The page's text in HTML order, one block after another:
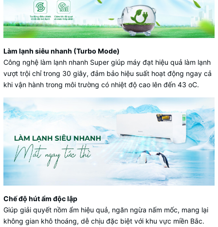
Làm lạnh siêu nhanh (Turbo Mode)
Công nghệ làm lạnh nhanh Super giúp máy đạt hiệu quả làm lạnh
vượt trội chỉ trong 30 giây, đảm bảo hiệu suất hoạt động ngay cả
khi vận hành trong môi trường có nhiệt độ cao lên đến 43 oC.
Chế độ hút ẩm độc lập
Giúp giải quyết nồm ẩm hiệu quả, ngăn ngừa nấm mốc, mang lại
không gian khô thoáng, dễ chịu đặc biệt với khu vực miền Bắc.